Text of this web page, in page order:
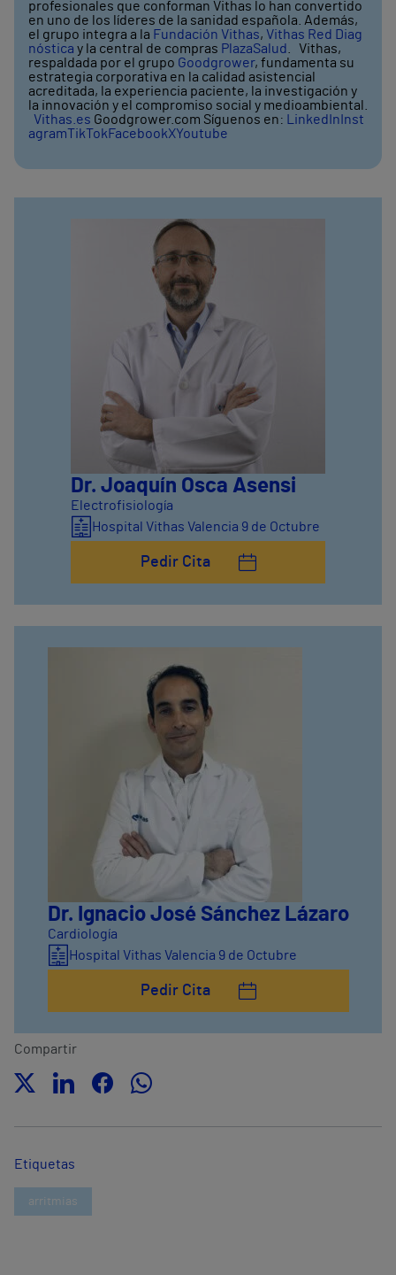
profesionales que conforman Vithas lo han convertido
en uno de los líderes de la sanidad española. Además,
el grupo integra a la Fundación Vithas, Vithas Red Diag
nóstica y la central de compras PlazaSalud
. Vithas,
respaldada por el grupo Goodgrower, fundamenta su
estrategia corporativa en la calidad asistencial
acreditada, la experiencia paciente, la investigación y
la innovación y el compromiso social y medioambiental.
Vithas.es Goodgrower.com Síguenos en: LinkedIn Inst
agramTikTokFacebookXYoutube
Dr. Joaquín Osca Asensi
Electrofisiología
Hospital Vithas Valencia 9 de Octubre
Pedir Cita
Dr. Ignacio José Sánchez Lázaro
Cardiología
Hospital Vithas Valencia 9 de Octubre
Pedir Cita
Compartir
Etiquetas
arritmias